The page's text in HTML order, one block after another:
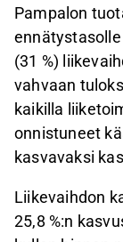
Pampalon
ennätystasolle
(31 %)
vahvaan
kaikilla
onnistuneet
kasvavaksi
Liikevaihdon
25,8 %:n